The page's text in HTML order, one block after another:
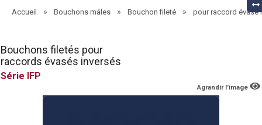
Accueil » Bouchons mâles » Bouchon fileté » pour raccord évasé
Bouchons filetés pour
raccords évasés inversés
IFP
Agrandir l'image